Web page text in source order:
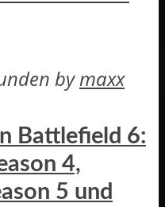
bymaxx
Battlefield 6:
4,
5 und